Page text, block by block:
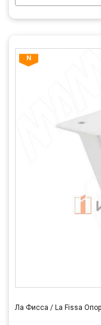
Ла Фисса / La Fissa